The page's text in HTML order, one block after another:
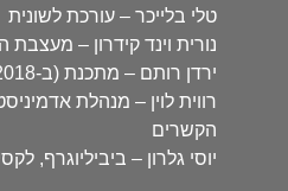
טלי בלייכר – עורכת לשונית
נורית וינד קידרון – מעצבת
ירדן רותם – מתכנת (ב-2019-2018)
רווית לוין – מנהלת
הקשרים
יוסי גלרון – ביביליוגרף,